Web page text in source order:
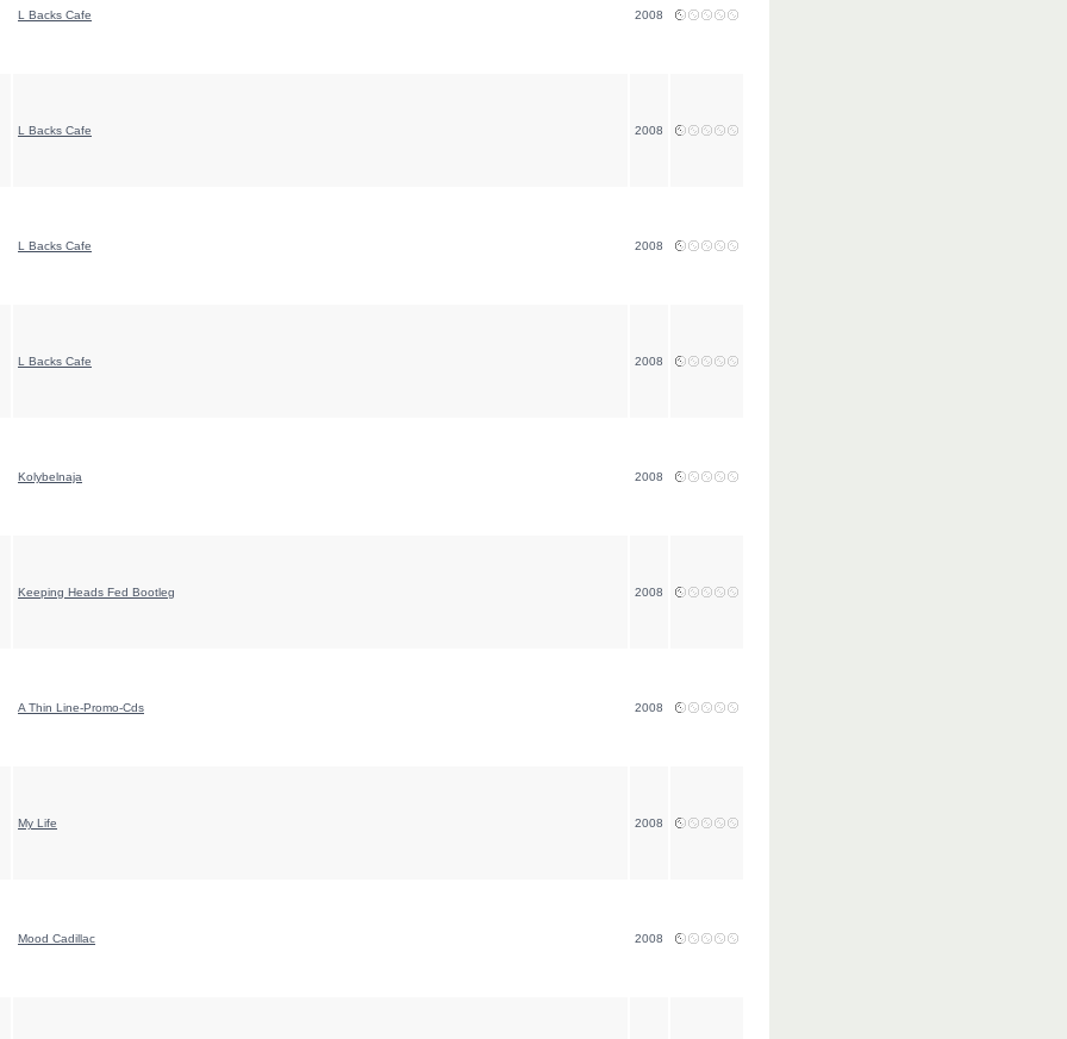
L Backs Cafe 2008
L Backs Cafe 2008
L Backs Cafe 2008
L Backs Cafe 2008
Kolybelnaja 2008
Keeping Heads Fed Bootleg 2008
A Thin Line-Promo-Cds 2008
My Life 2008
Mood Cadillac 2008